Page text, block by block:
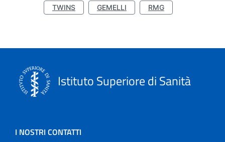
TWINS
GEMELLI RMG
Istituto Superiore di Sanità
I NOSTRI CONTATTI